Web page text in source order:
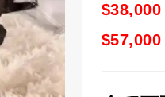
$38,000
$57,000